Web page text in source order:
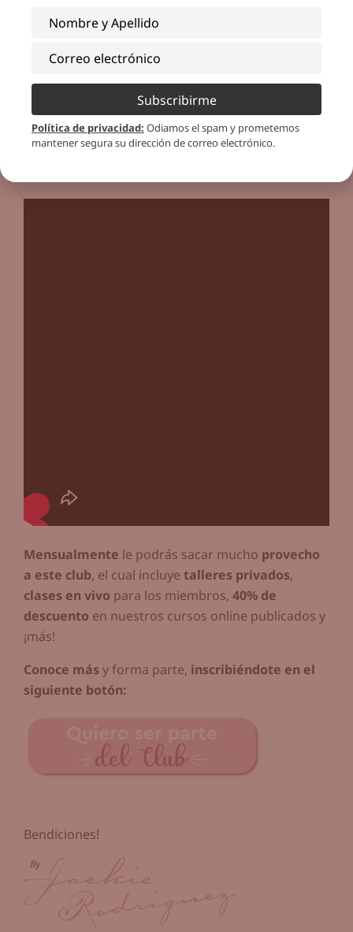
utilidad, un abrazo en el Señor.
¿Quieresseguir aprendiendocon
Jackie? Mirael siguiente videoy
entérate de losgrandiosos beneficios
Mensualmente le podrás sacar mucho provecho
a este club, el cual incluye talleres privados,
clases en vivo para los miembros, 40% de
descuento en nuestros cursos online publicados y
¡más!
Conoce más y forma parte, inscribiéndote en el
siguiente botón:
Bendiciones!
Subscribirme
Política de privacidad: Odiamos el spam y prometemos
mantener segura su dirección de correo electrónico.